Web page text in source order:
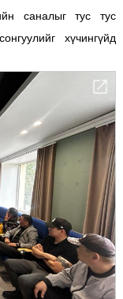
саналыг тус тус
хүчингүйд